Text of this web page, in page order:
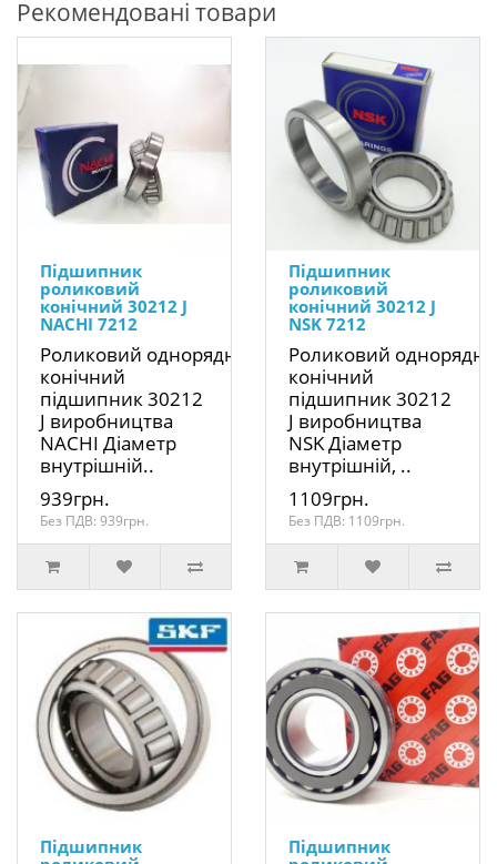
Рекомендовані товари
Підшипник
роликовий
конічний 30212 J
NACHI 7212
Роликовий однорядний
конічний
підшипник 30212
J виробництва
NACHI Діаметр
внутрішній..
939грн.
Без ПДВ: 939грн.
Підшипник
роликовий
конічний 30212 J
NSK 7212
Роликовий
конічний
підшипник 30212
J виробництва
NSK Діаметр
внутрішній, ..
1109грн.
Без ПДВ: 1109грн.
Підшипник
Підшипник